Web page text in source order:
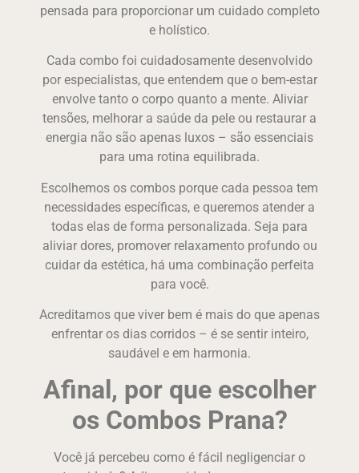
pensada para proporcionar um cuidado completo
e holístico.
Cada combo foi cuidadosamente desenvolvido
por especialistas, que entendem que o bem-estar
envolve tanto o corpo quanto a mente. Aliviar
tensões, melhorar a saúde da pele ou restaurar a
energia não são apenas luxos – são essenciais
para uma rotina equilibrada.
Escolhemos os combos porque cada pessoa tem
necessidades específicas, e queremos atender a
todas elas de forma personalizada. Seja para
aliviar dores, promover relaxamento profundo ou
cuidar da estética, há uma combinação perfeita
para você.
Acreditamos que viver bem é mais do que apenas
enfrentar os dias corridos – é se sentir inteiro,
saudável e em harmonia.
Afinal, por que escolher
os Combos Prana?
Você já percebeu como é fácil negligenciar o